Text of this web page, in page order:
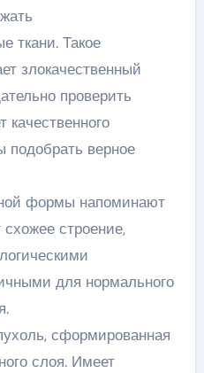
ткани. Такое
злокачественный
проверить
качественного
подобрать верное
формы напоминают
строение,
для нормального
сформированная
слоя. Имеет